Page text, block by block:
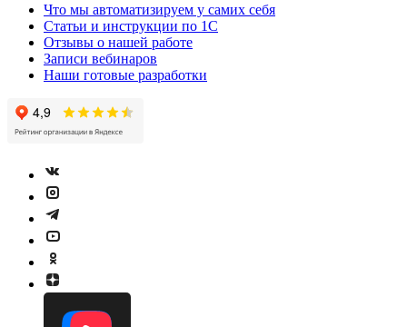
Что мы автоматизируем у самих себя
Статьи и инструкции по 1С
Отзывы о нашей работе
Записи вебинаров
Наши готовые разработки